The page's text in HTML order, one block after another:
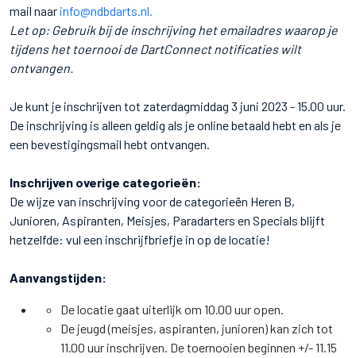
mail naar info@ndbdarts.nl.
Let op: Gebruik bij de inschrijving het emailadres waarop je
tijdens het toernooi de DartConnect notificaties wilt
ontvangen.
Je kunt je inschrijven tot zaterdagmiddag 3 juni 2023 - 15.00 uur.
De inschrijving is alleen geldig als je online betaald hebt en als je
een bevestigingsmail hebt ontvangen.
Inschrijven overige categorieën:
De wijze van inschrijving voor de categorieën Heren B,
Junioren, Aspiranten, Meisjes, Paradarters en Specials blijft
hetzelfde: vul een inschrijfbriefje in op de locatie!
Aanvangstijden:
De locatie gaat uiterlijk om 10.00 uur open.
De jeugd (meisjes, aspiranten, junioren) kan zich tot
11.00 uur inschrijven. De toernooien beginnen +/- 11.15